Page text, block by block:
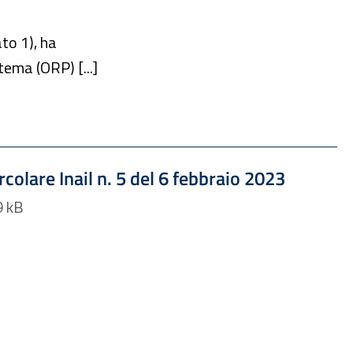
1), ha
(ORP) [...]
Inail n. 5 del 6 febbraio 2023
Formato PDF — Dimensione 110.69 kB
Formato PDF — 110.69 kB